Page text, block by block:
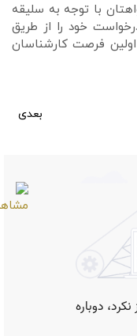
با توجه به سلیقه
خود را از طریق
اولین فرصت کارشناسان
بعدی